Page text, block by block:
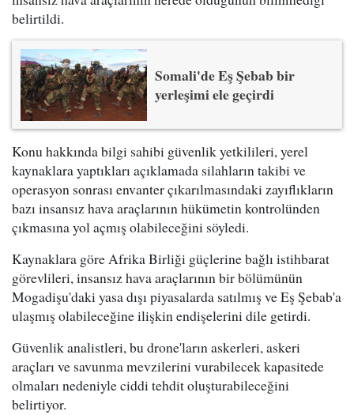
belirtildi.
Somali'de Eş Şebab bir
yerleşimi ele geçirdi
Konu hakkında bilgi sahibi güvenlik yetkilileri, yerel
kaynaklara yaptıkları açıklamada silahların takibi ve
operasyon sonrası envanter çıkarılmasındaki zayıflıkların
bazı insansız hava araçlarının hükümetin kontrolünden
çıkmasına yol açmış olabileceğini söyledi.
Kaynaklara göre Afrika Birliği güçlerine bağlı istihbarat
görevlileri, insansız hava araçlarının bir bölümünün
Mogadişu'daki yasa dışı piyasalarda satılmış ve Eş Şebab'a
ulaşmış olabileceğine ilişkin endişelerini dile getirdi.
Güvenlik analistleri, bu drone'ların askerleri, askeri
araçları ve savunma mevzilerini vurabilecek kapasitede
olmaları nedeniyle ciddi tehdit oluşturabileceğini
belirtiyor.